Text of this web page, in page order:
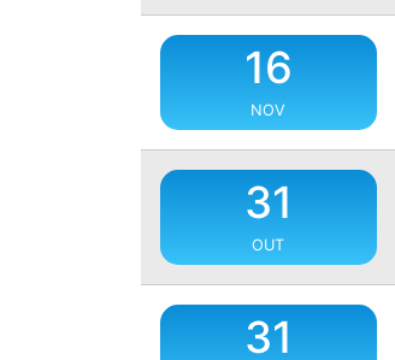
16
NOV
31
OUT
31